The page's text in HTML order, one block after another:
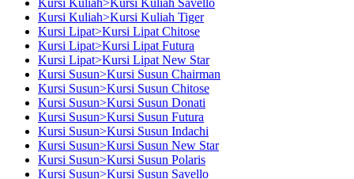
Kursi Kuliah>Kursi Kuliah Tiger
Kursi Lipat>Kursi Lipat Chitose
Kursi Lipat>Kursi Lipat Futura
Kursi Lipat>Kursi Lipat New Star
Kursi Susun>Kursi Susun Chairman
Kursi Susun>Kursi Susun Chitose
Kursi Susun>Kursi Susun Donati
Kursi Susun>Kursi Susun Futura
Kursi Susun>Kursi Susun Indachi
Kursi Susun>Kursi Susun New Star
Kursi Susun>Kursi Susun Polaris
Kursi Susun>Kursi Susun Savello